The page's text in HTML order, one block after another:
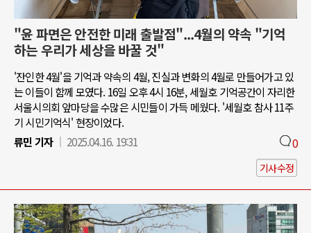
"윤 파면은 안전한 미래 출발점"...4월의 약속 "기억
하는 우리가 세상을 바꿀 것"
'잔인한 4월'을 기억과 약속의 4월, 진실과 변화의 4월로 만들어가고 있
는 이들이 함께 모였다. 16일 오후 4시 16분, 세월호 기억공간이 자리한
서울시의회 앞마당을 수많은 시민들이 가득 메웠다. '세월호 참사 11주
기 시민기억식' 현장이었다.
류민 기자
2025.04.16. 19:31 0
기사수정